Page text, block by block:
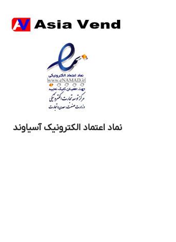
نماد اعتماد الکترونیک آسیاوند